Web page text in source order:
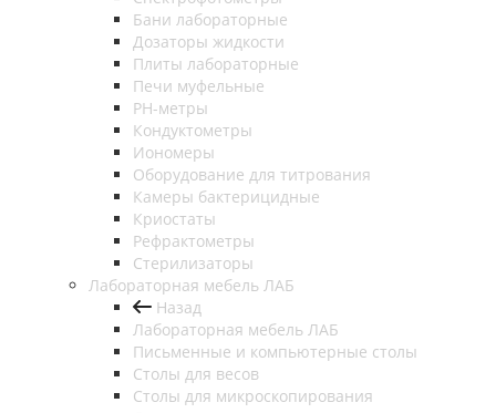
Бани лабораторные
Дозаторы жидкости
Плиты лабораторные
Печи муфельные
РН-метры
Кондуктометры
Иономеры
Оборудование для титрования
Камеры бактерицидные
Криостаты
Рефрактометры
Стерилизаторы
Лабораторная мебель ЛАБ
Назад
Лабораторная мебель ЛАБ
Письменные и компьютерные столы
Столы для весов
Столы для микроскопирования